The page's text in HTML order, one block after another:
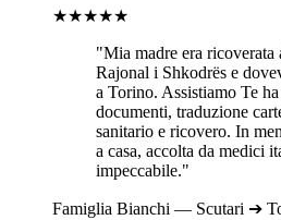
★★★★★
"Mia madre era ricoverata
Rajonal i Shkodrës e
a Torino. Assistiamo Te
documenti, traduzione
sanitario e ricovero. In
a casa, accolta da medici
impeccabile."
Famiglia Bianchi — Scutari ➔